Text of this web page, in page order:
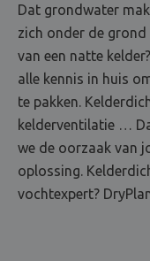
Dat grondwater
zich onder de
van een natte
alle kennis in huis
te pakken.
kelderventilatie …
we de oorzaak van
oplossing.
vochtexpert?